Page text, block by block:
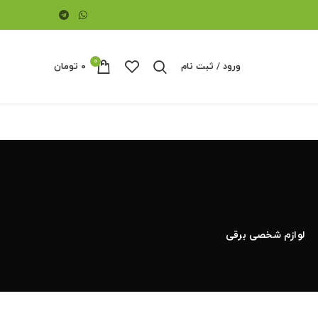
ورود / ثبت نام 0 ۰ تومان
لوازم شخصی برقی